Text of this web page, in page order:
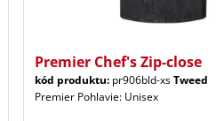
Premier Chef's Zip-close
kód produktu: pr906bld-xsTweed
Premier Pohlavie: Unisex